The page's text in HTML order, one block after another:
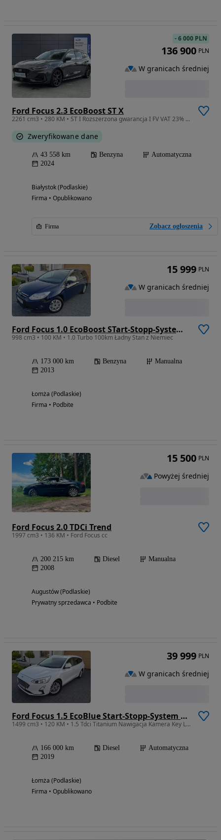
Ford Focus 2.3 EcoBoost ST X
2261 cm3 • 280 KM • ST I Rozszerzona gwarancja I FV VAT 23% I Niski przebieg
Zweryfikowane dane
43 558 km Benzyna
Automatyczna
2024
Białystok (Podlaskie)
Firma • Opublikowano
Firma Zobacz ogłoszenia
-6 000 PLN
136 900 PLN
W granicach średniej
Ford Focus 1.0 EcoBoost STart-Stopp-System Titanium
998 cm3 • 100 KM • 1.0 Turbo 100km Ładny Stan z Niemiec
173 000 km Benzyna
Manualna
2013
Łomża (Podlaskie)
Firma • Podbite
15 999 PLN
W granicach średniej
Ford Focus 2.0 TDCi Trend
1997 cm3 • 136 KM • Ford Focus cc
200 215 km Diesel
Manualna
2008
Augustów (Podlaskie)
Prywatny sprzedawca • Podbite
15 500 PLN
Powyżej średniej
Ford Focus 1.5 EcoBlue Start-Stopp-System TITANIUM DESIGN
1499 cm3 • 120 KM • 1.5 Tdci Titanium Nawigacja Kamera Key Less Go Bang Olufsen Jak Nowy
166 000 km Diesel
Automatyczna
2019
Łomża (Podlaskie)
Firma • Opublikowano
39 999 PLN
W granicach średniej